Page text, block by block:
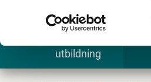
utbildning